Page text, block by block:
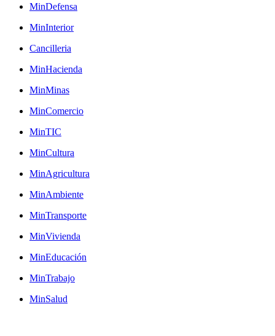
MinDefensa
MinInterior
Cancilleria
MinHacienda
MinMinas
MinComercio
MinTIC
MinCultura
MinAgricultura
MinAmbiente
MinTransporte
MinVivienda
MinEducación
MinTrabajo
MinSalud